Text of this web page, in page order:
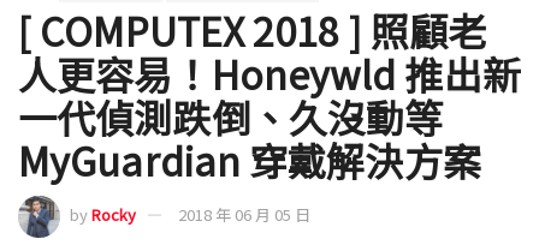
[ COMPUTEX 2018 ] 照顧老
人更容易！Honeywld 推出新
一代偵測跌倒、久沒動等
MyGuardian 穿戴解決方案
byRocky 2018 年 06 月 05 日